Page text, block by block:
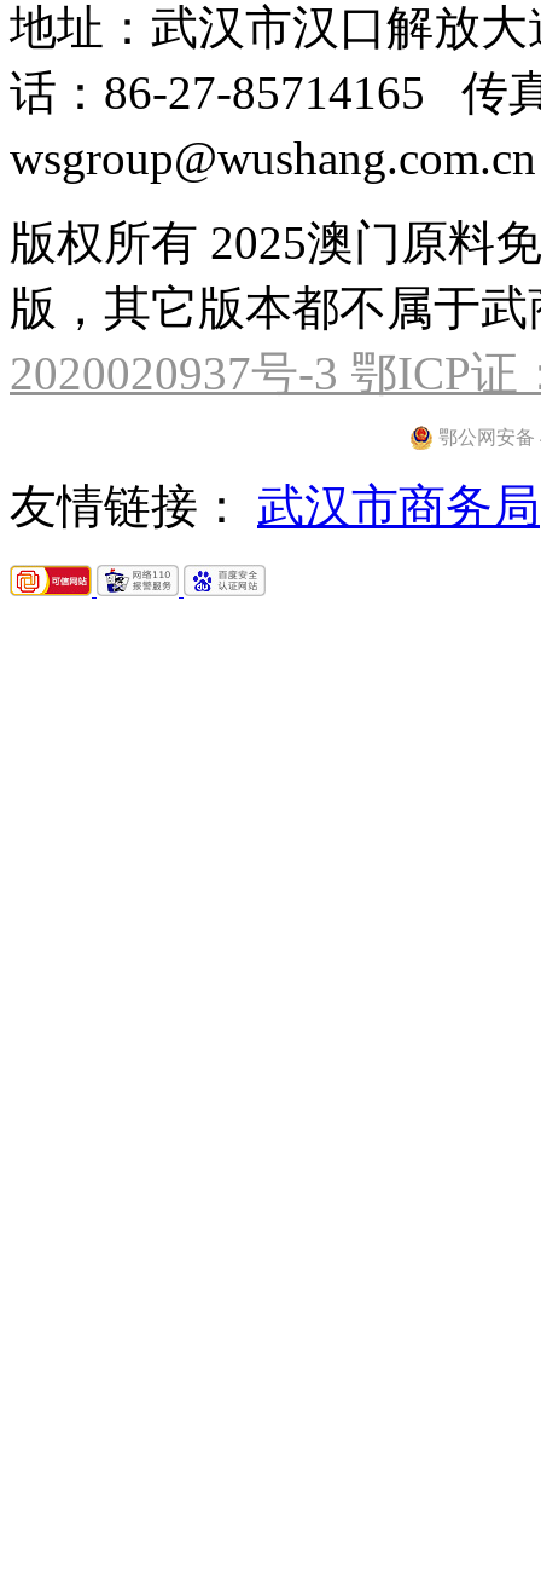
地址：武汉市汉口解放
话：86-27-85714165 传
版权所有 2025澳门原料
版，其它版本都不属于
2020020937号-3 鄂ICP证
鄂公网安备
友情链接： 武汉市商务局